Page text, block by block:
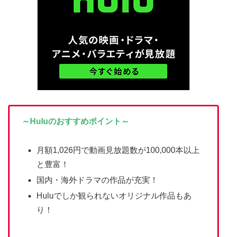
～Huluのおすすめポイント～
月額1,026円で動画見放題数が100,000本以上
と豊富！
国内・海外ドラマの作品が充実！
Huluでしか観られないオリジナル作品もあ
り！